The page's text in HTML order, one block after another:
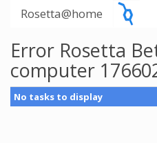
Rosetta@home
Error Rosetta
computer
No tasks to display